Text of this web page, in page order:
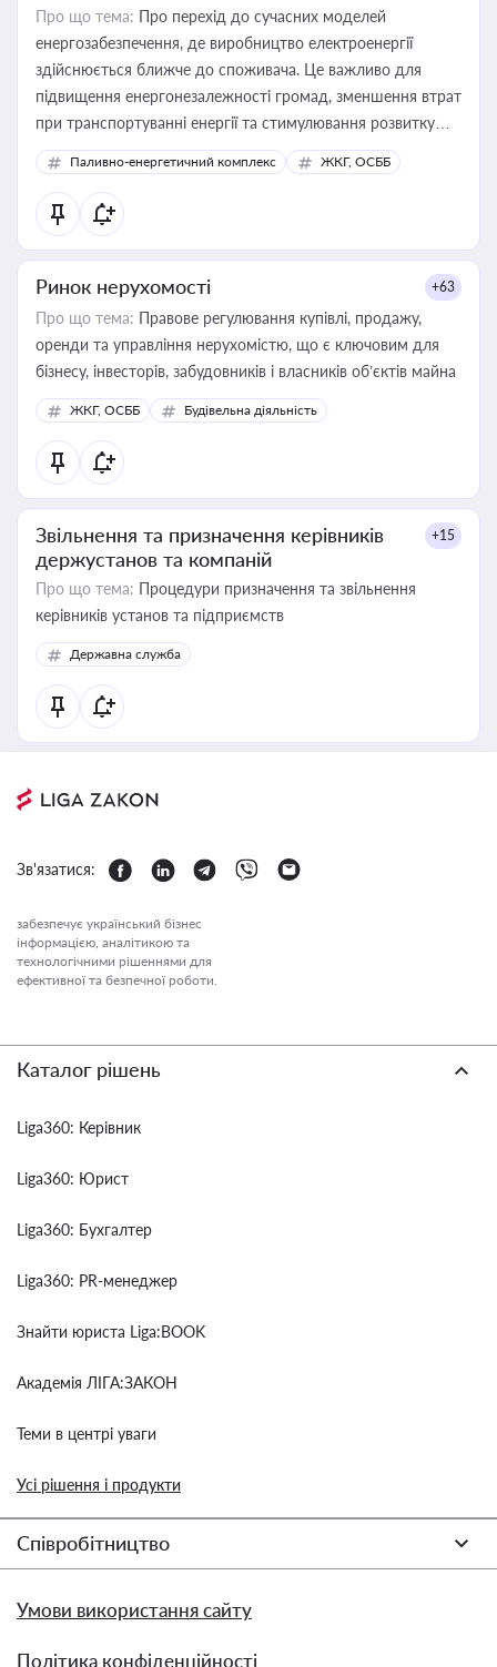
Про що тема: Про перехід до сучасних моделей
енергозабезпечення, де виробництво електроенергії
здійснюється ближче до споживача. Це важливо для
підвищення енергонезалежності громад, зменшення втрат
при транспортуванні енергії та стимулювання розвитку
відновлюваних джерел
Паливно-енергетичний комплекс ЖКГ, ОСББ
Ринок нерухомості +63
Про що тема: Правове регулювання купівлі, продажу,
оренди та управління нерухомістю, що є ключовим для
бізнесу, інвесторів, забудовників і власників об’єктів майна
ЖКГ, ОСББ Будівельна діяльність
Звільнення та призначення керівників
держустанов та компаній
+15
Про що тема: Процедури призначення та звільнення
керівників установ та підприємств
Державна служба
Зв'язатися:
забезпечує український бізнес
інформацією, аналітикою та
технологічними рішеннями для
ефективної та безпечної роботи.
Каталог рішень
Liga360: Керівник
Liga360: Юрист
Liga360: Бухгалтер
Liga360: PR-менеджер
Знайти юриста Liga:BOOK
Академія ЛІГА:ЗАКОН
Теми в центрі уваги
Усі рішення і продукти
Співробітництво
Умови використання сайту
Політика конфіденційності